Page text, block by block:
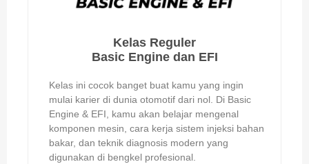
Kelas Reguler
Basic Engine dan EFI
Kelas ini cocok banget buat kamu yang ingin
mulai karier di dunia otomotif dari nol. Di Basic
Engine & EFI, kamu akan belajar mengenal
komponen mesin, cara kerja sistem injeksi bahan
bakar, dan teknik diagnosis modern yang
digunakan di bengkel profesional.